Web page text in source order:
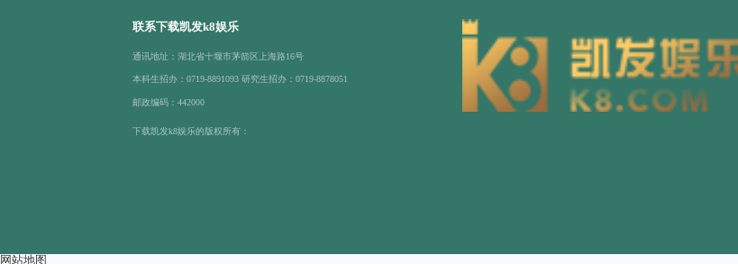
联系下载凯发k8娱乐
通讯地址：湖北省十堰市茅箭区上海路16号
本科生招办：0719-8891093 研究生招办：0719-8878051
邮政编码：442000
下载凯发k8娱乐的版权所有：
网站地图